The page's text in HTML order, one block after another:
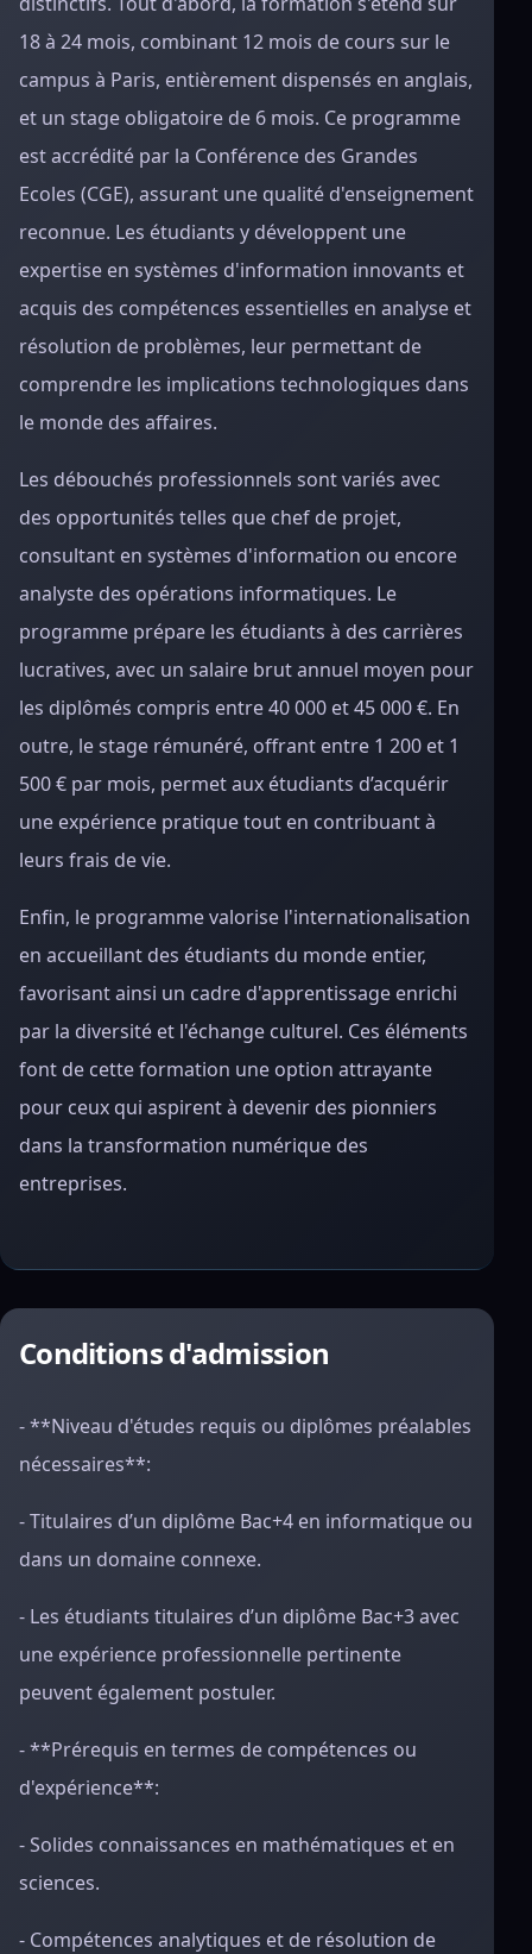
18 à 24 mois, combinant 12 mois de cours sur le
campus à Paris, entièrement dispensés en anglais,
et un stage obligatoire de 6 mois. Ce programme
est accrédité par la Conférence des Grandes
Ecoles (CGE), assurant une qualité d'enseignement
reconnue. Les étudiants y développent une
expertise en systèmes d'information innovants et
acquis des compétences essentielles en analyse et
résolution de problèmes, leur permettant de
comprendre les implications technologiques dans
le monde des affaires.
Les débouchés professionnels sont variés avec
des opportunités telles que chef de projet,
consultant en systèmes d'information ou encore
analyste des opérations informatiques. Le
programme prépare les étudiants à des carrières
lucratives, avec un salaire brut annuel moyen pour
les diplômés compris entre 40 000 et 45 000 €. En
outre, le stage rémunéré, offrant entre 1 200 et 1
500 € par mois, permet aux étudiants d’acquérir
une expérience pratique tout en contribuant à
leurs frais de vie.
Enfin, le programme valorise l'internationalisation
en accueillant des étudiants du monde entier,
favorisant ainsi un cadre d'apprentissage enrichi
par la diversité et l'échange culturel. Ces éléments
font de cette formation une option attrayante
pour ceux qui aspirent à devenir des pionniers
dans la transformation numérique des
entreprises.
Conditions d'admission
- **Niveau d'études requis ou diplômes préalables
nécessaires**:
- Titulaires d’un diplôme Bac+4 en informatique ou
dans un domaine connexe.
- Les étudiants titulaires d’un diplôme Bac+3 avec
une expérience professionnelle pertinente
peuvent également postuler.
- **Prérequis en termes de compétences ou
d'expérience**:
- Solides connaissances en mathématiques et en
sciences.
- Compétences analytiques et de résolution de